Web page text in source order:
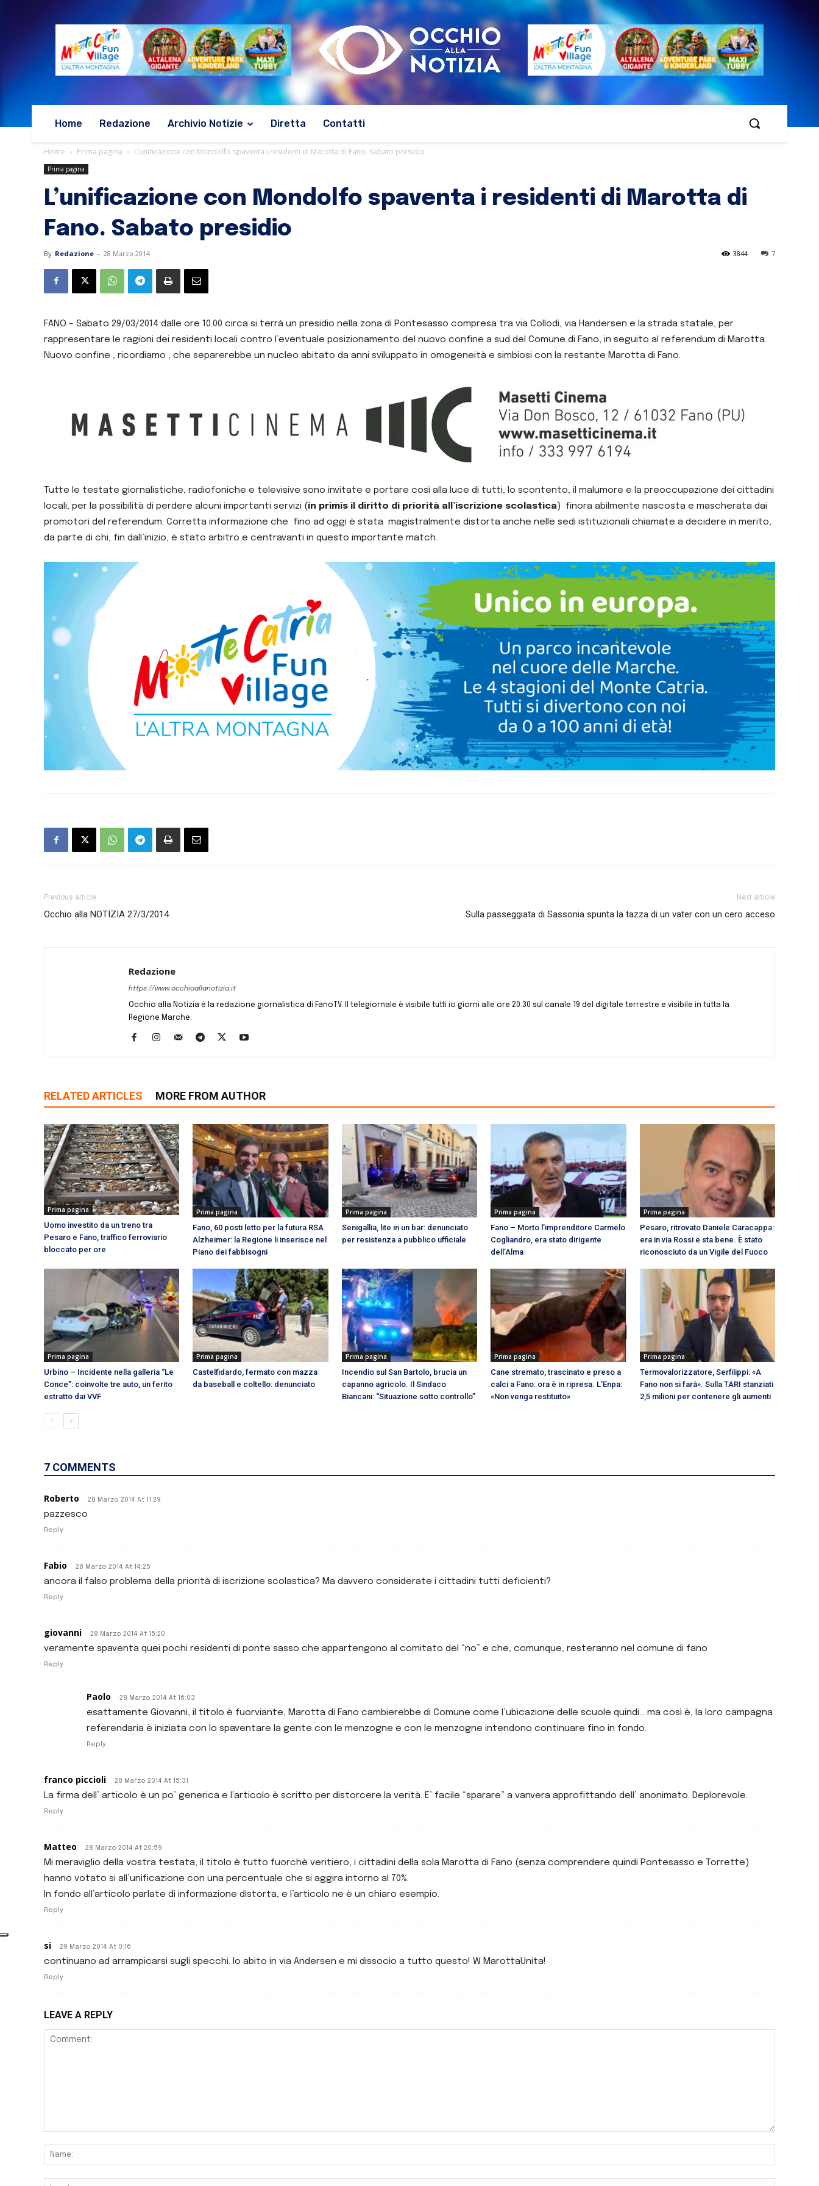
Home Redazione Archivio Notizie Diretta Contatti
Home Prima pagina L’unificazione con Mondolfo spaventa i residenti di Marotta di Fano. Sabato presidio
Prima pagina
L’unificazione con Mondolfo spaventa i residenti di Marotta di
Fano. Sabato presidio
By Redazione - 28 Marzo 2014 7
3844
FANO – Sabato 29/03/2014 dalle ore 10.00 circa si terrà un presidio nella zona di Pontesasso compresa tra via Collodi, via Handersen e la strada statale, per
rappresentare le ragioni dei residenti locali contro l’eventuale posizionamento del nuovo confine a sud del Comune di Fano, in seguito al referendum di Marotta.
Nuovo confine , ricordiamo , che separerebbe un nucleo abitato da anni sviluppato in omogeneità e simbiosi con la restante Marotta di Fano.
Tutte le testate giornalistiche, radiofoniche e televisive sono invitate e portare così alla luce di tutti, lo scontento, il malumore e la preoccupazione dei cittadini
locali, per la possibilità di perdere alcuni importanti servizi (in primis il diritto di priorità all’iscrizione scolastica) finora abilmente nascosta e mascherata dai
promotori del referendum. Corretta informazione che fino ad oggi è stata magistralmente distorta anche nelle sedi istituzionali chiamate a decidere in merito,
da parte di chi, fin dall’inizio, è stato arbitro e centravanti in questo importante match.
Previous article
Occhio alla NOTIZIA 27/3/2014
Next article
Sulla passeggiata di Sassonia spunta la tazza di un vater con un cero acceso
Redazione
https://www.occhioallanotizia.it
Occhio alla Notizia è la redazione giornalistica di FanoTV. Il telegiornale è visibile tutti io giorni alle ore 20.30 sul canale 19 del digitale terrestre e visibile in tutta la
Regione Marche.
RELATED ARTICLES MORE FROM AUTHOR
Prima pagina
Uomo investito da un treno tra
Pesaro e Fano, traffico ferroviario
bloccato per ore
Prima pagina
Fano, 60 posti letto per la futura RSA
Alzheimer: la Regione li inserisce nel
Piano dei fabbisogni
Prima pagina
Senigallia, lite in un bar: denunciato
per resistenza a pubblico ufficiale
Prima pagina
Fano – Morto l’imprenditore Carmelo
Cogliandro, era stato dirigente
dell’Alma
Prima pagina
Pesaro, ritrovato Daniele Caracappa:
era in via Rossi e sta bene. È stato
riconosciuto da un Vigile del Fuoco
Prima pagina
Urbino – Incidente nella galleria “Le
Conce”: coinvolte tre auto, un ferito
estratto dai VVF
Prima pagina
Castelfidardo, fermato con mazza
da baseball e coltello: denunciato
Prima pagina
Incendio sul San Bartolo, brucia un
capanno agricolo. Il Sindaco
Biancani: “Situazione sotto controllo”
Prima pagina
Cane stremato, trascinato e preso a
calci a Fano: ora è in ripresa. L’Enpa:
«Non venga restituito»
Prima pagina
Termovalorizzatore, Serfilippi: «A
Fano non si farà». Sulla TARI stanziati
2,5 milioni per contenere gli aumenti
7 COMMENTS
Roberto 28 Marzo 2014 At 11:29
pazzesco
Reply
Fabio 28 Marzo 2014 At 14:25
ancora il falso problema della priorità di iscrizione scolastica? Ma davvero considerate i cittadini tutti deficienti?
Reply
giovanni 28 Marzo 2014 At 15:20
veramente spaventa quei pochi residenti di ponte sasso che appartengono al comitato del “no” e che, comunque, resteranno nel comune di fano
Reply
Paolo 28 Marzo 2014 At 16:03
esattamente Giovanni, il titolo è fuorviante, Marotta di Fano cambierebbe di Comune come l’ubicazione delle scuole quindi… ma così è, la loro campagna
referendaria è iniziata con lo spaventare la gente con le menzogne e con le menzogne intendono continuare fino in fondo.
Reply
franco piccioli 28 Marzo 2014 At 15:31
La firma dell’ articolo è un po’ generica e l’articolo è scritto per distorcere la verità. E’ facile “sparare” a vanvera approfittando dell’ anonimato. Deplorevole.
Reply
Matteo 28 Marzo 2014 At 20:59
Mi meraviglio della vostra testata, il titolo è tutto fuorchè veritiero, i cittadini della sola Marotta di Fano (senza comprendere quindi Pontesasso e Torrette)
hanno votato si all’unificazione con una percentuale che si aggira intorno al 70%.
In fondo all’articolo parlate di informazione distorta, e l’articolo ne è un chiaro esempio.
Reply
si 29 Marzo 2014 At 0:16
continuano ad arrampicarsi sugli specchi. Io abito in via Andersen e mi dissocio a tutto questo! W MarottaUnita!
Reply
LEAVE A REPLY